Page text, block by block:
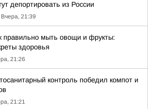
депортировать из России
Вчера, 21:39
правильно мыть овощи и фрукты:
здоровья
21:26
контроль победил компот и
21:21